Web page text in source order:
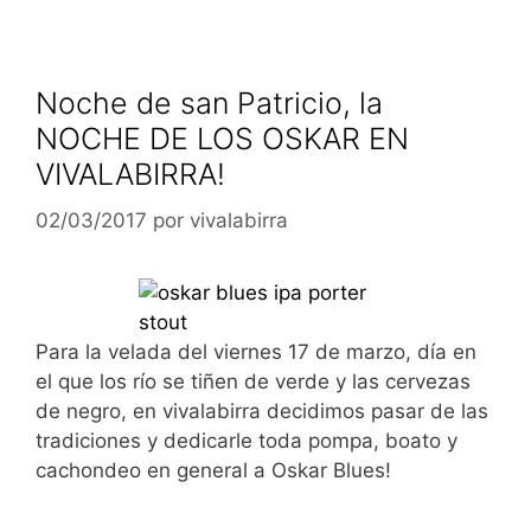
Noche de san Patricio, la
NOCHE DE LOS OSKAR EN
VIVALABIRRA!
02/03/2017 por vivalabirra
Para la velada del viernes 17 de marzo, día en
el que los río se tiñen de verde y las cervezas
de negro, en vivalabirra decidimos pasar de las
tradiciones y dedicarle toda pompa, boato y
cachondeo en general a Oskar Blues!